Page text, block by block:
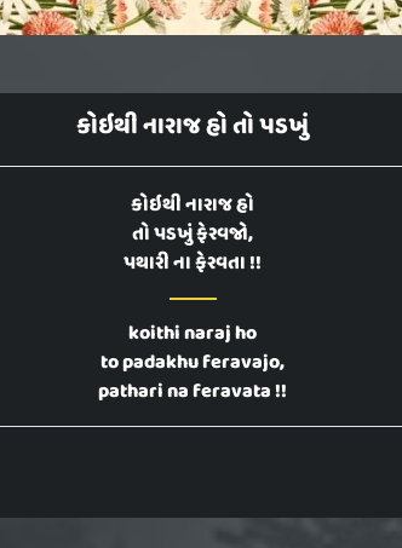
કોઇથી નારાજ હો તો પડખું
કોઇથી નારાજ હો
તો પડખું ફેરવજો,
પથારી ના ફેરવતા !!
koithi naraj ho
to padakhu feravajo,
pathari na feravata !!